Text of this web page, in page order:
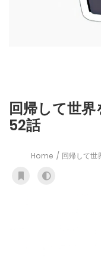
回帰して世
52話
Home 回帰して世